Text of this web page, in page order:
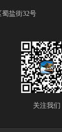
盐街32号
关注我们